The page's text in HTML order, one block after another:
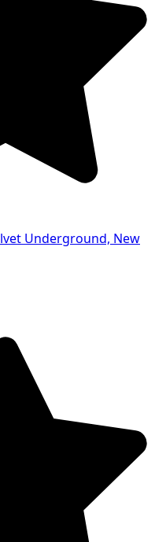
Underground, New